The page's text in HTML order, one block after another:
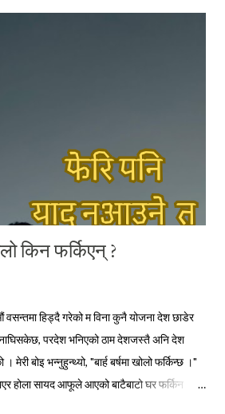
साथीसँग भेट नभएपछि कामको खोजीमा
किन फर्किएन् ?
हिड्दै गरेको म विना कुनै योजना देश छाडेर
परदेश भनिएको ठाम देशजस्तै अनि देश
मेरी बोइ भन्नुहुन्थ्यो, "बार्ह बर्षमा खोलो फर्किन्छ ।"
होला सायद आफूले आएको बाटैबाटो घर फर्किन